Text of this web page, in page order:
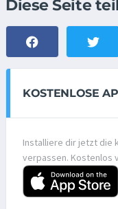
Diese Seite
KOSTENLOSE
Installiere dir jetzt die
verpassen. Kostenlos